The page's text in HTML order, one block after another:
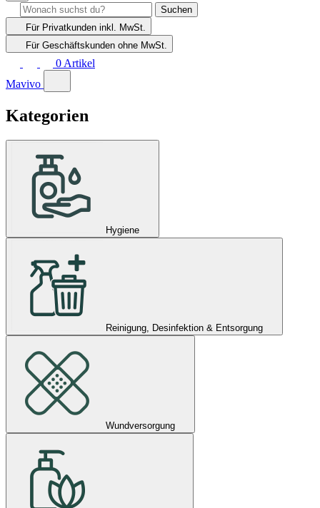
Suchen
Für Privatkunden inkl. MwSt.
Für Geschäftskunden ohne MwSt.
0 Artikel
Mavivo
Kategorien
Hygiene
Reinigung, Desinfektion & Entsorgung
Wundversorgung